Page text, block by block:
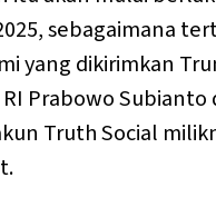
sebagaimana
yang dikirimkan
Prabowo Subianto
Truth Social